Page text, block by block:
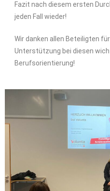
Fazit nach diesem ersten
jeden Fall wieder!
Wir danken allen Beteiligten
Unterstützung bei diesen
Berufsorientierung!